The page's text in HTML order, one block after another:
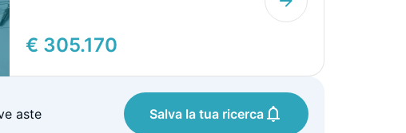
€ 305.170
aste Salva la tua ricerca